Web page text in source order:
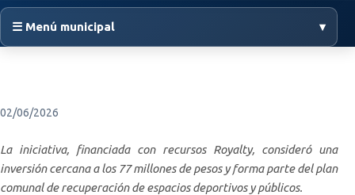
☰ Menú municipal ▾
02/06/2026
La iniciativa, financiada con recursos Royalty, consideró una
inversión cercana a los 77 millones de pesos y forma parte del plan
comunal de recuperación de espacios deportivos y públicos.